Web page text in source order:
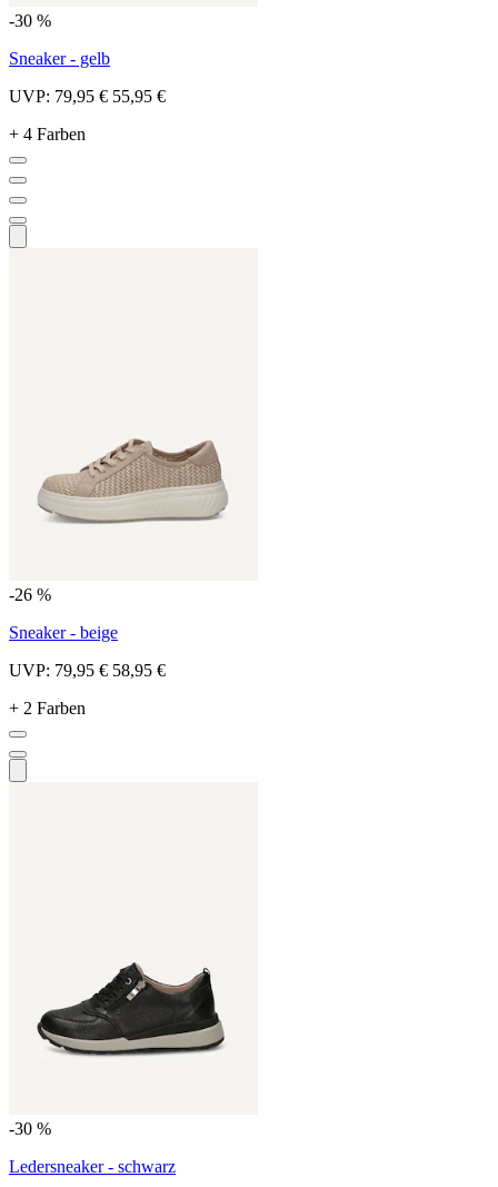
-30 %
Sneaker - gelb
UVP: 79,95 € 55,95 €
+ 4 Farben
-26 %
Sneaker - beige
UVP: 79,95 € 58,95 €
+ 2 Farben
-30 %
Ledersneaker - schwarz